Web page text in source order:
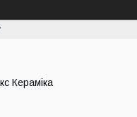
Кераміка